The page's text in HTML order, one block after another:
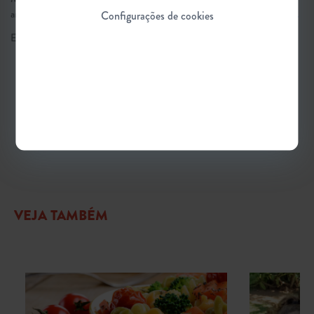
Configurações de cookies
amanhã.
Clique para baixar o Guia gratuitamente e disponível na íntegra.
Em dúvida sobre algum termo desta matéria?
VEJA TAMBÉM